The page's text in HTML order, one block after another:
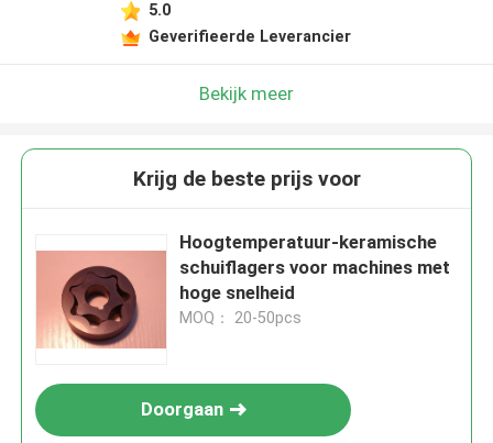
5.0
Geverifieerde Leverancier
Bekijk meer
Krijg de beste prijs voor
Hoogtemperatuur-keramische
schuiflagers voor machines met
hoge snelheid
MOQ： 20-50pcs
Doorgaan